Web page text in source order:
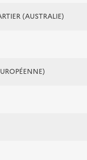
(AUSTRALIE)